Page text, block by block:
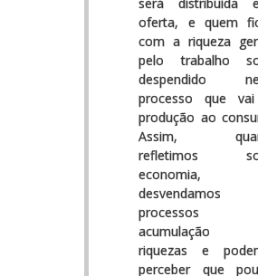
oferta, e quem
com a riqueza
pelo trabalho
despendido
processo que
produção ao
Assim,
refletimos
economia,
desvendamos
processos
acumulação
riquezas e
perceber que